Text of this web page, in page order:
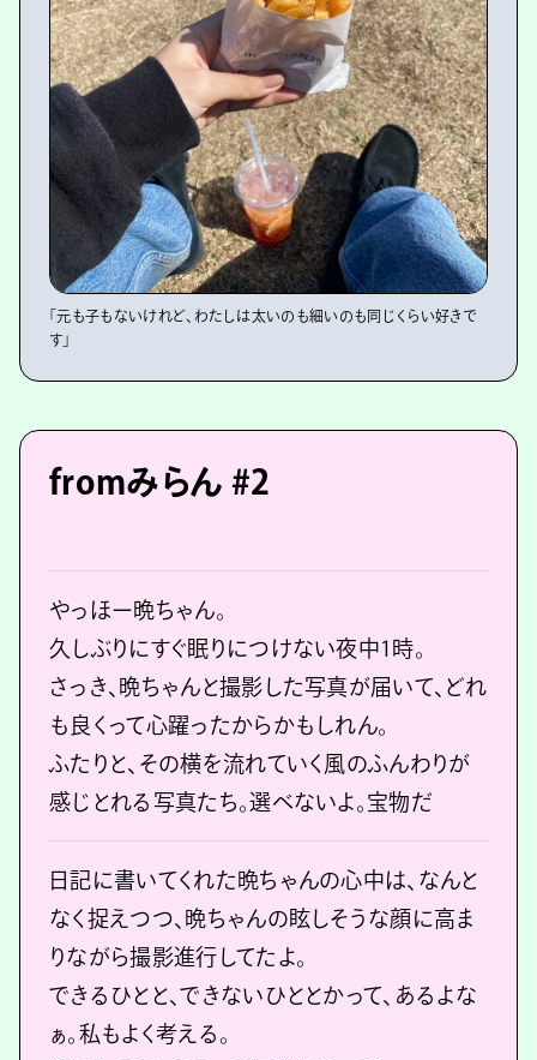
「元も子もないけれど、わたしは太いのも細いのも同じくらい好きで
す」
fromみらん #2
やっほー晩ちゃん。
久しぶりにすぐ眠りにつけない夜中1時。
さっき、晩ちゃんと撮影した写真が届いて、どれ
も良くって心躍ったからかもしれん。
ふたりと、その横を流れていく風のふんわりが
感じとれる写真たち。選べないよ。宝物だ
日記に書いてくれた晩ちゃんの心中は、なんと
なく捉えつつ、晩ちゃんの眩しそうな顔に高ま
りながら撮影進行してたよ。
できるひとと、できないひととかって、あるよな
ぁ。私もよく考える。